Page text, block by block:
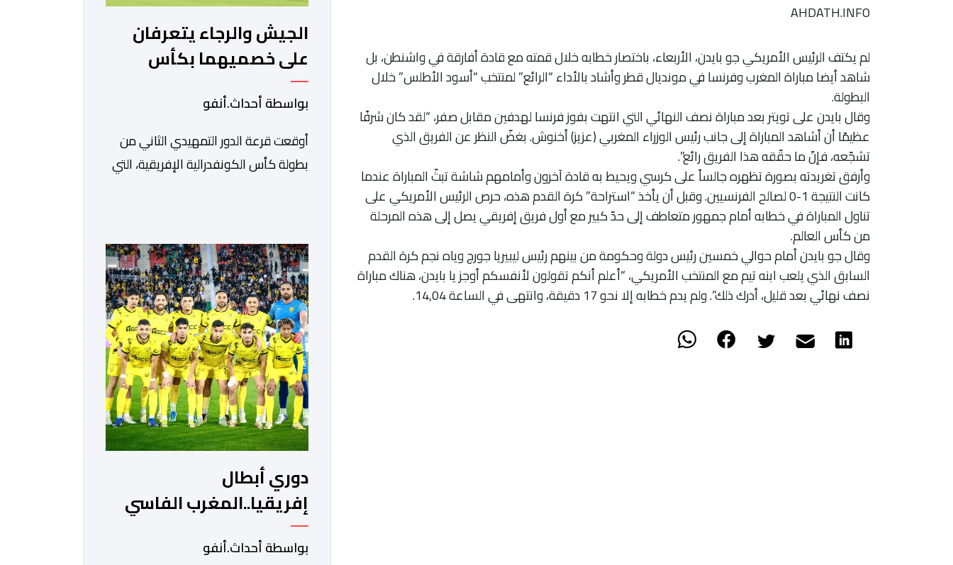
AHDATH.INFO
لم يكتف الرئيس الأمريكي جو بايدن، الأربعاء، باختصار خطابه خلال قمته مع قادة أفارقة في واشنطن، بل
شاهد أيضا مباراة المغرب وفرنسا في مونديال قطر وأشاد بالأداء “الرائع” لمنتخب “أسود الأطلس” خلال
البطولة.
وقال بايدن على تويتر بعد مباراة نصف النهائي التي انتهت بفوز فرنسا لهدفين مقابل صفر، “لقد كان شرفًا
عظيمًا أن أشاهد المباراة إلى جانب رئيس الوزراء المغربي (عزيز) أخنوش. بغضّ النظر عن الفريق الذي
تشجّعه، فإنّ ما حقّقه هذا الفريق رائع”.
وأرفق تغريدته بصورة تظهره جالساً على كرسي ويحيط به قادة آخرون وأمامهم شاشة تبثّ المباراة عندما
كانت النتيجة 1-0 لصالح الفرنسيين. وقبل أن يأخذ “استراحة” كرة القدم هذه، حرص الرئيس الأمريكي على
تناول المباراة في خطابه أمام جمهور متعاطف إلى حدّ كبير مع أول فريق إفريقي يصل إلى هذه المرحلة
من كأس العالم.
وقال جو بايدن أمام حوالي خمسين رئيس دولة وحكومة من بينهم رئيس ليبيريا جورج وياه نجم كرة القدم
السابق الذي يلعب ابنه تيم مع المنتخب الأمريكي، “أعلم أنكم تقولون لأنفسكم أوجز يا بايدن، هناك مباراة
نصف نهائي بعد قليل، أدرك ذلك”. ولم يدم خطابه إلا نحو 17 دقيقة، وانتهى في الساعة 14,04.
الجيش والرجاء يتعرفان
على خصميهما بكأس
الكاف
بواسطة أحداث.أنفو
أوقعت قرعة الدور التمهيدي الثاني من
بطولة كأس الكونفدرالية الإفريقية، التي
مرتقبة أمام أندية غرب ووسط القارة. ​
وسيكون نادي الرجاء الرياضي على موعد
مع مواجهة المتأهل من المباراة التي
تجمع بين إيل كانيمي واريورز النيجيري
ونادي أوديب ممثل […]
دوري أبطال
إفريقيا..المغرب الفاسي
يواجه رحيمو البوركينابي
بواسطة أحداث.أنفو